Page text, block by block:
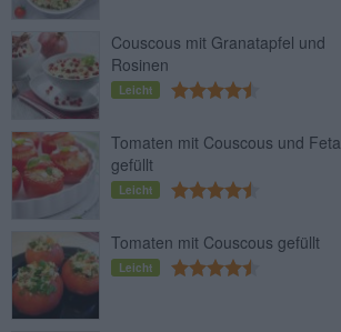
Couscous mit Granatapfel und
Rosinen
Leicht
Tomaten mit Couscous und Feta
gefüllt
Leicht
Tomaten mit Couscous gefüllt
Leicht